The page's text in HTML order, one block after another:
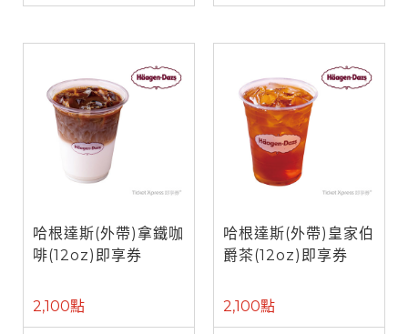
哈根達斯(外帶)拿鐵咖
啡(12oz)即享券
2,100點
哈根達斯(外帶)皇家伯
爵茶(12oz)即享券
2,100點